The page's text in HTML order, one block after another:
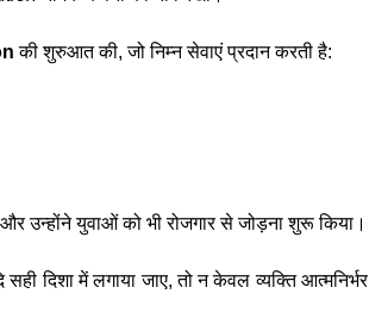
की शुरुआत की, जो निम्न सेवाएं प्रदान करती है:
उन्होंने युवाओं को भी रोजगार से जोड़ना शुरू किया।
दिशा में लगाया जाए, तो न केवल व्यक्ति आत्मनिर्भर